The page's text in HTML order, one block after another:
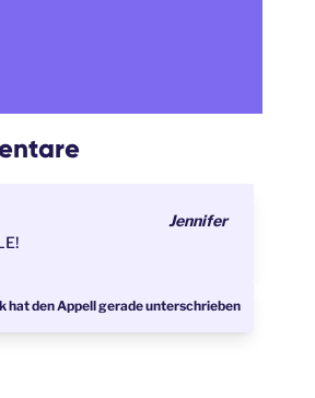
Jennifer
hat den Appell gerade unterschrieben